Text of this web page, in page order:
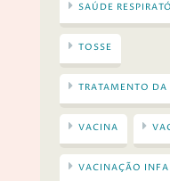
SAÚDE
TOSSE
TRATAMENTO
VACINA
VACINAÇÃO